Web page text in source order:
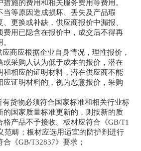
施的费用和相关服务费用等费用。
当等原因造成损坏、丢失及产品瑕
更换或补缺，供应商报价中漏报、
费用已隐含在报价中，成交后不得再
商应根据企业自身情况，理性报价，
或采购人认为低于成本的报价，潜在
和相应的证明材料，潜在供应商不能
应证明材料的，视为恶意报价，采购
有货物必须符合国家标准和相关行业标
的国家质量标准更新的，则按新的质
格产品不予接收。板材应符合《GB/T1
范畴；板材应选用适宜的防护剂进行
《GB/T32837》要求；